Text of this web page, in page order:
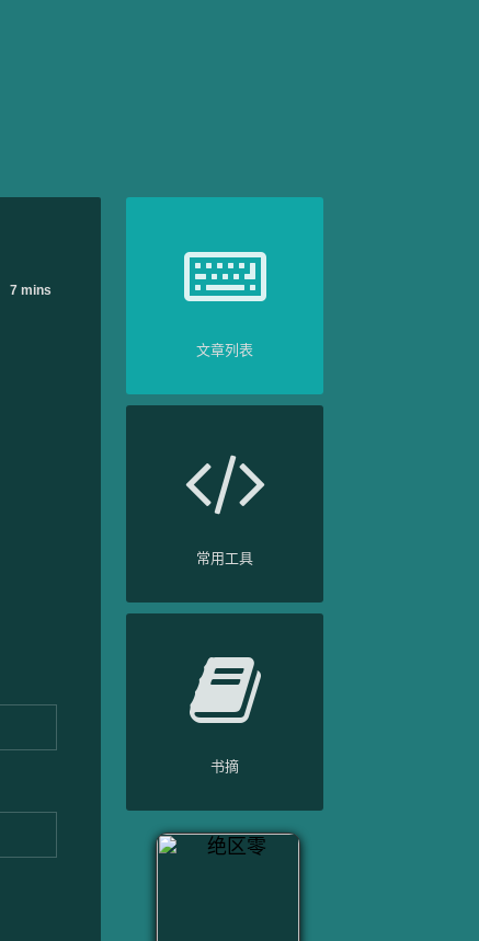
7 mins
文章列表
常用工具
书摘